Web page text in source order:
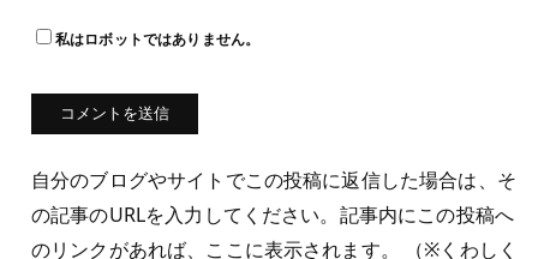
私はロボットではありません。
自分のブログやサイトでこの投稿に返信した場合は、そ
の記事のURLを入力してください。記事内にこの投稿へ
のリンクがあれば、ここに表示されます。 （※くわしく